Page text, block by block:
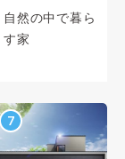
自然の中で暮ら
す家
7